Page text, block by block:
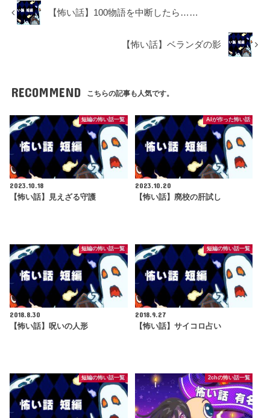
【怖い話】100物語を中断したら……
【怖い話】ベランダの影
RECOMMEND こちらの記事も人気です。
短編の怖い話一覧
2023.10.18
【怖い話】見えざる守護
AIが作った怖い話
2023.10.20
【怖い話】廃校の肝試し
短編の怖い話一覧
2018.8.30
【怖い話】呪いの人形
短編の怖い話一覧
2018.9.27
【怖い話】サイコロ占い
短編の怖い話一覧 2chの怖い話一覧